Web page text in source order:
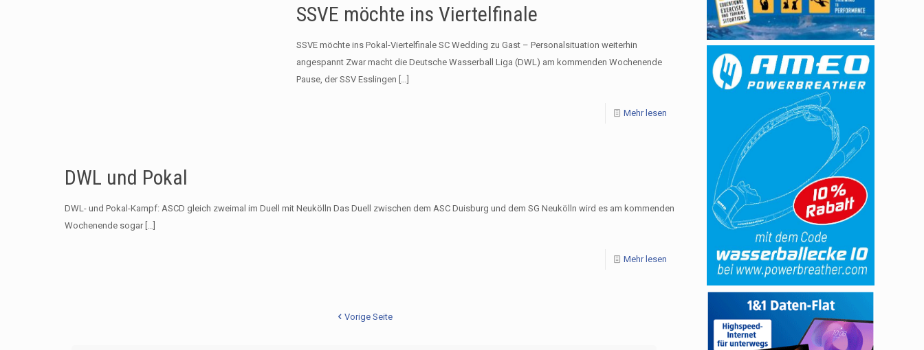
SSVE möchte ins Viertelfinale
SSVE möchte ins Pokal-Viertelfinale SC Wedding zu Gast – Personalsituation weiterhin
angespannt Zwar macht die Deutsche Wasserball Liga (DWL) am kommenden Wochenende
Pause, der SSV Esslingen
Mehr lesen
DWL und Pokal
DWL- und Pokal-Kampf: ASCD gleich zweimal im Duell mit Neukölln Das Duell zwischen dem ASC Duisburg und dem SG Neukölln wird es am kommenden
Wochenende sogar[…]
Mehr lesen
Vorige Seite